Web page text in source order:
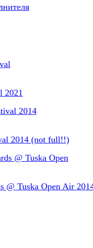
2021
2014 (not full!!)
@ Tuska Open Air